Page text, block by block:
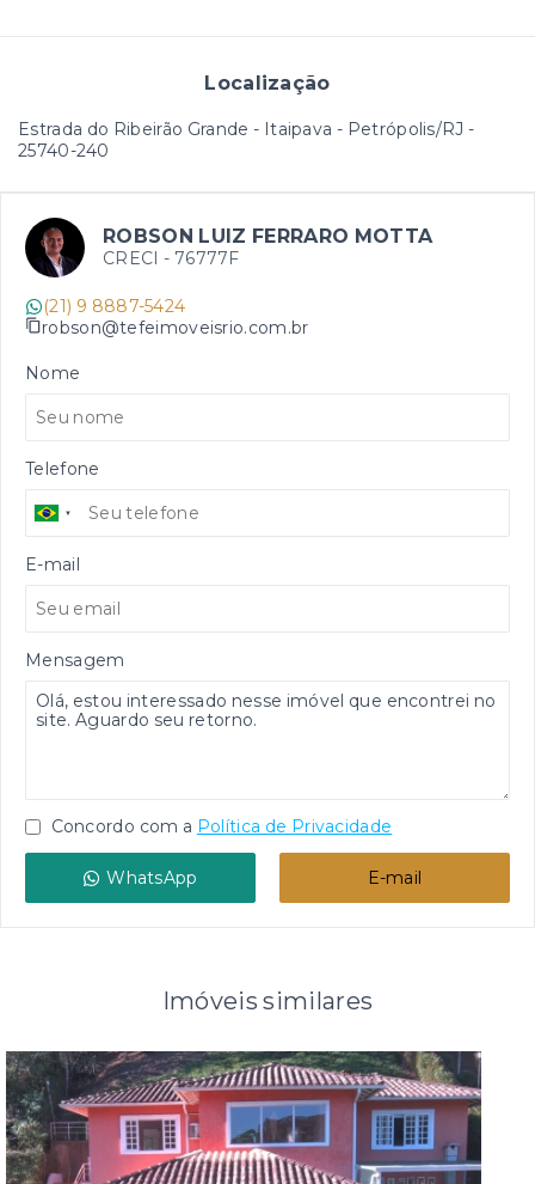
Localização
Estrada do Ribeirão Grande - Itaipava - Petrópolis/RJ -
25740-240
ROBSON LUIZ FERRARO MOTTA
CRECI - 76777F
(21) 9 8887-5424
robson@tefeimoveisrio.com.br
Nome
Telefone
E-mail
Mensagem
Concordo com a Política de Privacidade
WhatsApp E-mail
Imóveis similares